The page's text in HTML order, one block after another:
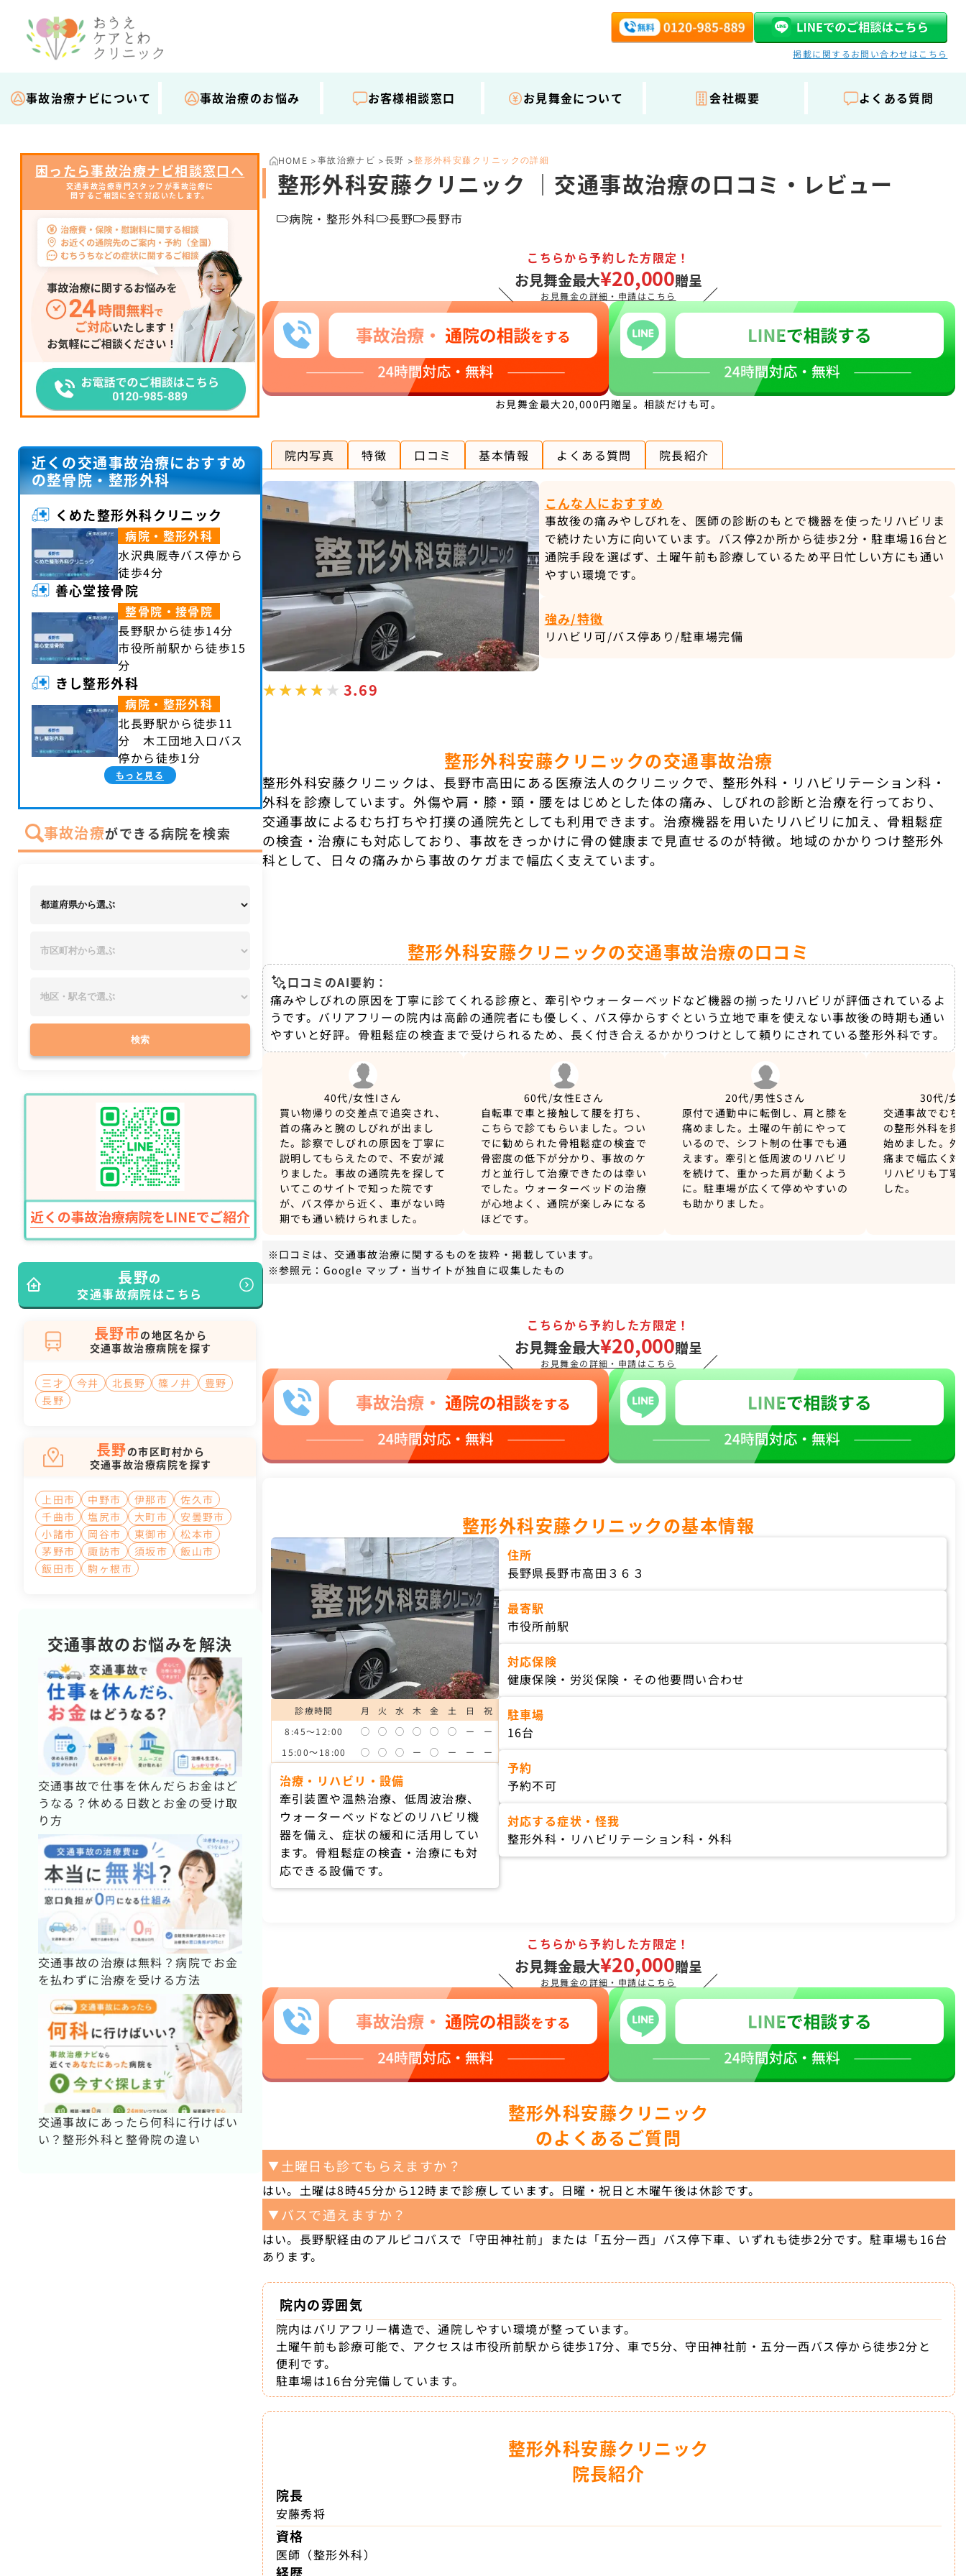
掲載に関するお問い合わせはこちら
事故治療ナビについて 事故治療のお悩み お客様相談窓口 お見舞金について 会社概要 よくある質問
HOME > 事故治療ナビ > 長野 >整形外科安藤クリニックの詳細
整形外科安藤クリニック ｜交通事故治療の口コミ・レビュー
病院・整形外科 長野 長野市
＼
こちらから予約した方限定！
お見舞金最大¥20,000贈呈
お見舞金の詳細・申請はこちら ／
お見舞金最大20,000円贈呈。相談だけも可。
院内写真 特徴 口コミ 基本情報 よくある質問 院長紹介
3.69
こんな人におすすめ
事故後の痛みやしびれを、医師の診断のもとで機器を使ったリハビリま
で続けたい方に向いています。バス停2か所から徒歩2分・駐車場16台と
通院手段を選ばず、土曜午前も診療しているため平日忙しい方にも通い
やすい環境です。
強み/特徴
リハビリ可/バス停あり/駐車場完備
整形外科安藤クリニックの交通事故治療
整形外科安藤クリニックは、長野市高田にある医療法人のクリニックで、整形外科・リハビリテーション科・
外科を診療しています。外傷や肩・膝・頸・腰をはじめとした体の痛み、しびれの診断と治療を行っており、
交通事故によるむち打ちや打撲の通院先としても利用できます。治療機器を用いたリハビリに加え、骨粗鬆症
の検査・治療にも対応しており、事故をきっかけに骨の健康まで見直せるのが特徴。地域のかかりつけ整形外
科として、日々の痛みから事故のケガまで幅広く支えています。
整形外科安藤クリニックの交通事故治療の口コミ
口コミのAI要約：
痛みやしびれの原因を丁寧に診てくれる診療と、牽引やウォーターベッドなど機器の揃ったリハビリが評価されているよ
うです。バリアフリーの院内は高齢の通院者にも優しく、バス停からすぐという立地で車を使えない事故後の時期も通い
やすいと好評。骨粗鬆症の検査まで受けられるため、長く付き合えるかかりつけとして頼りにされている整形外科です。
40代/女性Iさん
買い物帰りの交差点で追突され、
首の痛みと腕のしびれが出まし
た。診察でしびれの原因を丁寧に
説明してもらえたので、不安が減
りました。事故の通院先を探して
いてこのサイトで知った院です
が、バス停から近く、車がない時
期でも通い続けられました。
60代/女性Eさん
自転車で車と接触して腰を打ち、
こちらで診てもらいました。つい
でに勧められた骨粗鬆症の検査で
骨密度の低下が分かり、事故のケ
ガと並行して治療できたのは幸い
でした。ウォーターベッドの治療
が心地よく、通院が楽しみになる
ほどです。
20代/男性Sさん
原付で通勤中に転倒し、肩と膝を
痛めました。土曜の午前にやって
いるので、シフト制の仕事でも通
えます。牽引と低周波のリハビリ
を続けて、重かった肩が動くよう
に。駐車場が広くて停めやすいの
も助かりました。
30代/女
交通事故でむち
の整形外科を探
始めました。外
痛まで幅広く対
リハビリも丁寧
した。
※口コミは、交通事故治療に関するものを抜粋・掲載しています。
※参照元：Google マップ・当サイトが独自に収集したもの
＼
こちらから予約した方限定！
お見舞金最大¥20,000贈呈
お見舞金の詳細・申請はこちら ／
整形外科安藤クリニックの基本情報
診療時間 月 火 水 木 金 土 日
祝
8:45〜12:00
◯ ◯ ◯ ◯ ◯ ◯ ー
ー
15:00～18:00
◯ ◯ ◯ ー ◯ ー ー ー
治療・リハビリ・設備
牽引装置や温熱治療、低周波治療、
ウォーターベッドなどのリハビリ機
器を備え、症状の緩和に活用してい
ます。骨粗鬆症の検査・治療にも対
応できる設備です。
住所
長野県長野市高田３６３
最寄駅
市役所前駅
対応保険
健康保険・労災保険・その他要問い合わせ
駐車場
16台
予約
予約不可
対応する症状・怪我
整形外科・リハビリテーション科・外科
＼
こちらから予約した方限定！
お見舞金最大¥20,000贈呈
お見舞金の詳細・申請はこちら ／
整形外科安藤クリニック
のよくあるご質問
▼ 土曜日も診てもらえますか？
はい。土曜は8時45分から12時まで診療しています。日曜・祝日と木曜午後は休診です。
▼ バスで通えますか？
はい。長野駅経由のアルピコバスで「守田神社前」または「五分一西」バス停下車、いずれも徒歩2分です。駐車場も16台
あります。
院内の雰囲気
院内はバリアフリー構造で、通院しやすい環境が整っています。
土曜午前も診療可能で、アクセスは市役所前駅から徒歩17分、車で5分、守田神社前・五分一西バス停から徒歩2分と
便利です。
駐車場は16台分完備しています。
整形外科安藤クリニック
院長紹介
院長
安藤秀将
資格
医師（整形外科）
経歴
困ったら事故治療ナビ相談窓口へ
交通事故治療専門スタッフが事故治療に
関するご相談に全て対応いたします。
近くの交通事故治療におすすめ
の整骨院・整形外科
くめた整形外科クリニック
病院・整形外科
水沢典厩寺バス停から
徒歩4分
善心堂接骨院
整骨院・接骨院
長野駅から徒歩14分
市役所前駅から徒歩15
分
きし整形外科
病院・整形外科
北長野駅から徒歩11
分 木工団地入口バス
停から徒歩1分
もっと見る
事故治療ができる病院を検索
検索
長野の
交通事故病院はこちら
長野市の地区名から
交通事故治療病院を探す
三才 今井 北長野 篠ノ井
豊野
長野
長野の市区町村から
交通事故治療病院を探す
上田市 中野市 伊那市
佐久市
千曲市
塩尻市 大町市
安曇野市
小諸市
岡谷市 東御市
松本市
茅野市
諏訪市 須坂市
飯山市
飯田市
駒ヶ根市
交通事故のお悩みを解決
交通事故で仕事を休んだらお金はど
うなる？休める日数とお金の受け取
り方
交通事故の治療は無料？病院でお金
を払わずに治療を受ける方法
交通事故にあったら何科に行けばい
い？整形外科と整骨院の違い